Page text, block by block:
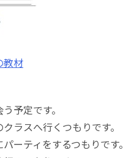
教材
予定です。
ラスへ行くつもりです。
ーティをするつもりです。